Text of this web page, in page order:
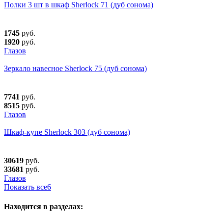
Полки 3 шт в шкаф Sherlock 71 (дуб сонома)
1745 руб.
1920 руб.
Глазов
Зеркало навесное Sherlock 75 (дуб сонома)
7741 руб.
8515 руб.
Глазов
Шкаф-купе Sherlock 303 (дуб сонома)
30619 руб.
33681 руб.
Глазов
Показать все6
Находится в разделах: